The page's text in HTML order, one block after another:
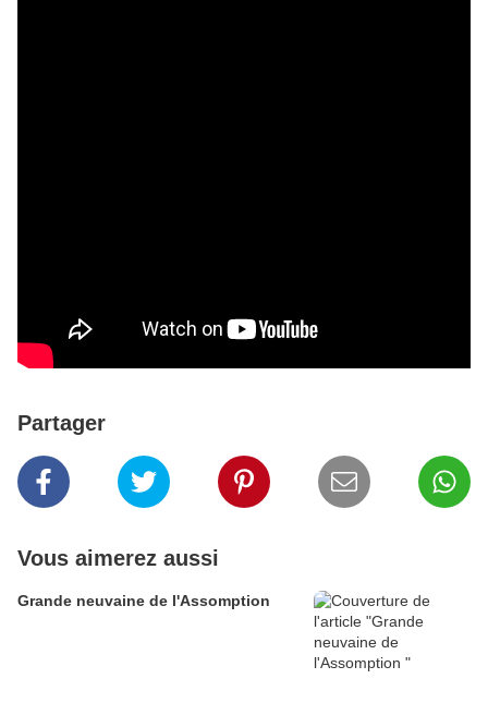
Partager
Vous aimerez aussi
Grande neuvaine de l'Assomption